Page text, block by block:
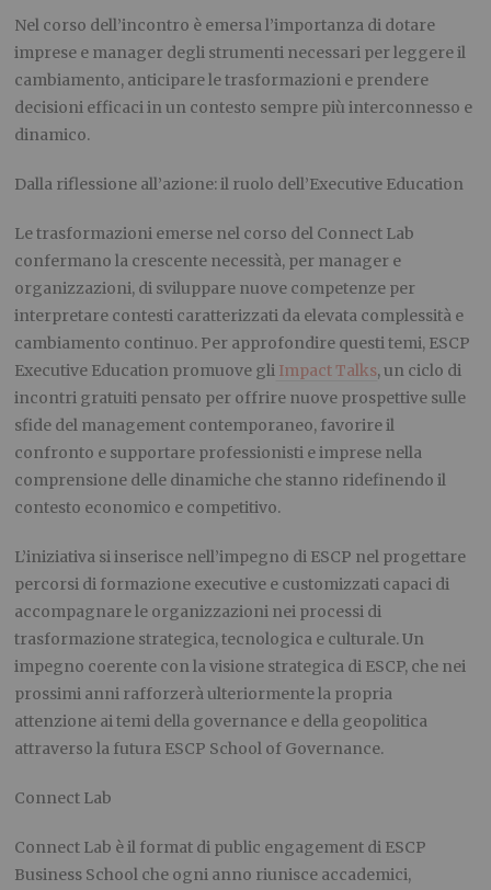
Nel corso dell’incontro è emersa l’importanza di dotare
imprese e manager degli strumenti necessari per leggere il
cambiamento, anticipare le trasformazioni e prendere
decisioni efficaci in un contesto sempre più interconnesso e
dinamico.
Dalla riflessione all’azione: il ruolo dell’Executive Education
Le trasformazioni emerse nel corso del Connect Lab
confermano la crescente necessità, per manager e
organizzazioni, di sviluppare nuove competenze per
interpretare contesti caratterizzati da elevata complessità e
cambiamento continuo. Per approfondire questi temi, ESCP
Executive Education promuove gli Impact Talks, un ciclo di
incontri gratuiti pensato per offrire nuove prospettive sulle
sfide del management contemporaneo, favorire il
confronto e supportare professionisti e imprese nella
comprensione delle dinamiche che stanno ridefinendo il
contesto economico e competitivo.
L’iniziativa si inserisce nell’impegno di ESCP nel progettare
percorsi di formazione executive e customizzati capaci di
accompagnare le organizzazioni nei processi di
trasformazione strategica, tecnologica e culturale. Un
impegno coerente con la visione strategica di ESCP, che nei
prossimi anni rafforzerà ulteriormente la propria
attenzione ai temi della governance e della geopolitica
attraverso la futura ESCP School of Governance.
Connect Lab
Connect Lab è il format di public engagement di ESCP
Business School che ogni anno riunisce accademici,